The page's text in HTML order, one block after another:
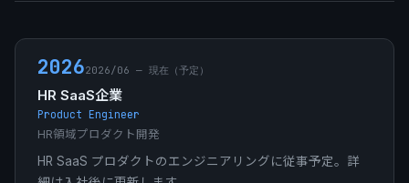
20262026/06 — 現在（予定）
HR SaaS企業
Product Engineer
HR領域プロダクト開発
HR SaaS プロダクトのエンジニアリングに従事予定。詳